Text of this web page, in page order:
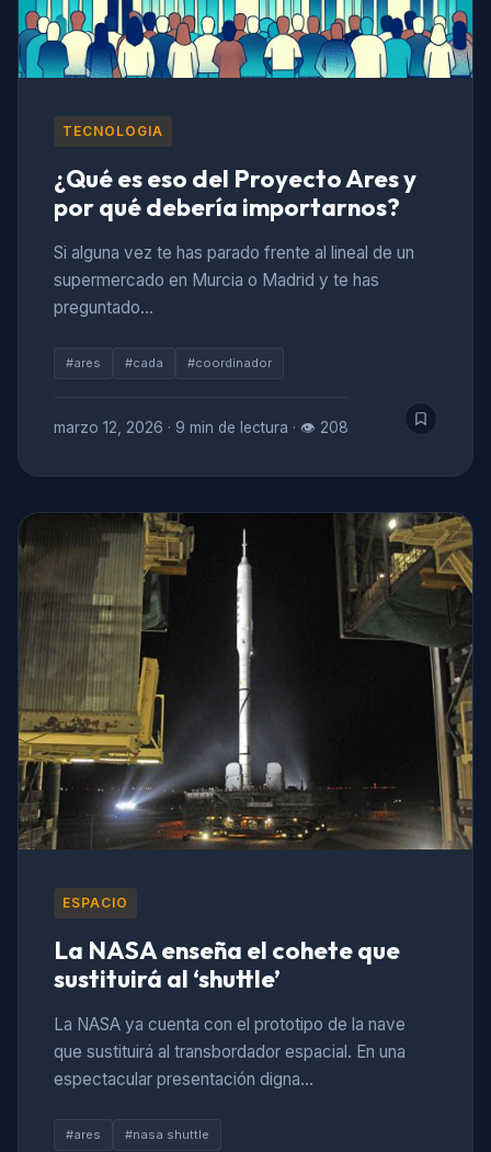
TECNOLOGIA
¿Qué es eso del Proyecto Ares y
por qué debería importarnos?
Si alguna vez te has parado frente al lineal de un
supermercado en Murcia o Madrid y te has
preguntado…
#ares #cada #coordinador
marzo 12, 2026 · 9 min de lectura · 👁 208
ESPACIO
La NASA enseña el cohete que
sustituirá al ‘shuttle’
La NASA ya cuenta con el prototipo de la nave
que sustituirá al transbordador espacial. En una
espectacular presentación digna…
#ares #nasa shuttle